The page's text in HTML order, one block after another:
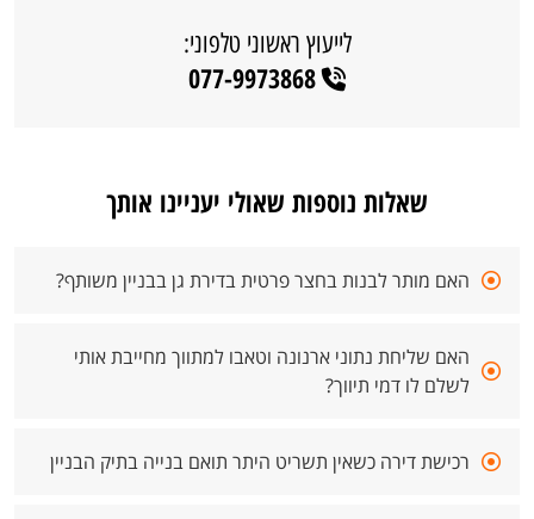
לייעוץ ראשוני טלפוני:
077-9973868
שאלות נוספות שאולי יעניינו אותך
האם מותר לבנות בחצר פרטית בדירת גן בבניין משותף?
האם שליחת נתוני ארנונה וטאבו למתווך מחייבת אותי
לשלם לו דמי תיווך?
רכישת דירה כשאין תשריט היתר תואם בנייה בתיק הבניין